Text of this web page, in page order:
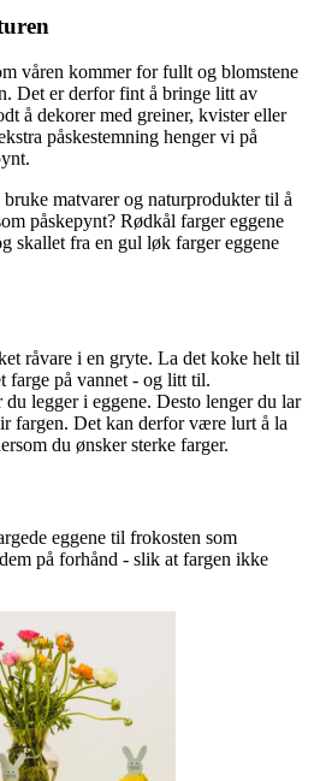
våren kommer for fullt og blomstene
Det er derfor fint å bringe litt av
å dekorer med greiner, kvister eller
påskestemning henger vi på
matvarer og naturprodukter til å
påskepynt? Rødkål farger eggene
skallet fra en gul løk farger eggene
råvare i en gryte. La det koke helt til
farge på vannet - og litt til.
legger i eggene. Desto lenger du lar
fargen. Det kan derfor være lurt å la
du ønsker sterke farger.
eggene til frokosten som
på forhånd - slik at fargen ikke